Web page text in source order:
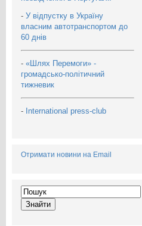
- У відпустку в Україну
власним автотранспортом до
60 днів
- «Шлях Перемоги» -
громадсько-політичний
тижневик
- International press-club
Отримати новини на Email